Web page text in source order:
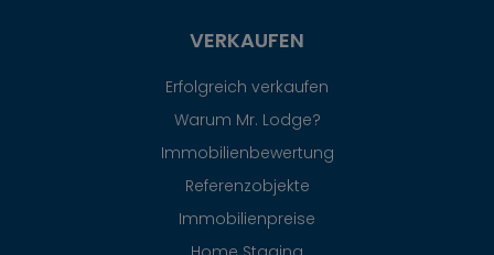
VERKAUFEN
Erfolgreich verkaufen
Warum Mr. Lodge?
Immobilienbewertung
Referenzobjekte
Immobilienpreise